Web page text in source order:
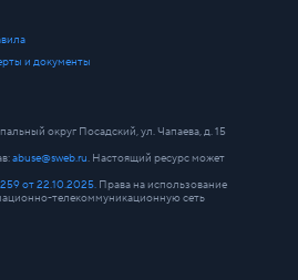
и документы
округ Посадский, ул. Чапаева, д. 15
abuse@sweb.ru. Настоящий ресурс может
от 22.10.2025. Права на использование
телекоммуникационную сеть